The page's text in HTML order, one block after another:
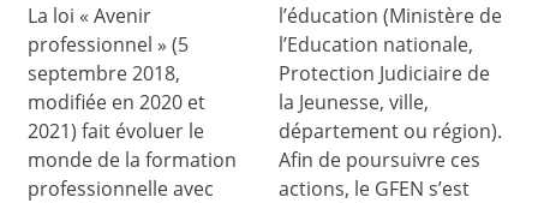
La loi « Avenir
professionnel » (5
septembre 2018,
modifiée en 2020 et
2021) fait évoluer le
monde de la formation
professionnelle avec
l’éducation (Ministère de
l’Education nationale,
Protection Judiciaire de
la Jeunesse, ville,
département ou région).
Afin de poursuivre ces
actions, le GFEN s’est